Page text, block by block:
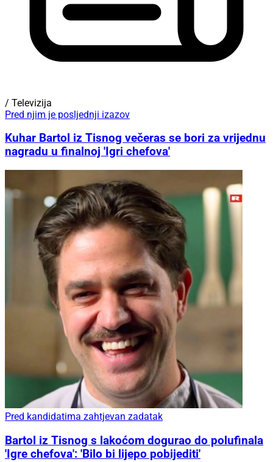
/ Televizija
Pred njim je posljednji izazov
Kuhar Bartol iz Tisnog večeras se bori za vrijednu
nagradu u finalnoj 'Igri chefova'
Pred kandidatima zahtjevan zadatak
Bartol iz Tisnog s lakoćom dogurao do polufinala
'Igre chefova': 'Bilo bi lijepo pobijediti'